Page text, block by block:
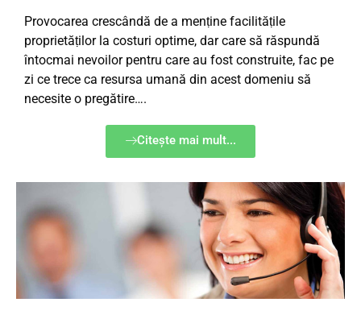
Provocarea crescândă de a menṭine facilităṭile
proprietăṭilor la costuri optime, dar care să răspundă
întocmai nevoilor pentru care au fost construite, fac pe
zi ce trece ca resursa umană din acest domeniu să
necesite o pregătire….
Citește mai mult...